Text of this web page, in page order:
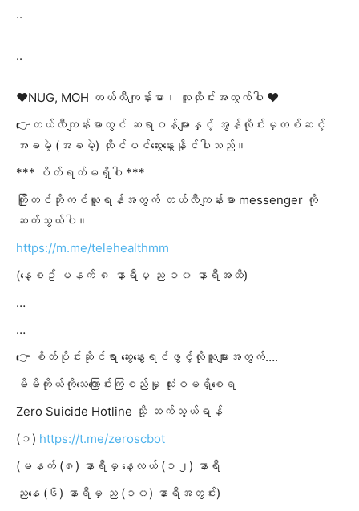
..
..
❤️NUG, MOH တယ်လီကျန်းမာ၊ လူတိုင်းအတွက်ပါ ❤️
👉တယ်လီကျန်းမာတွင် ဆရာဝန်များနှင့် အွန်လိုင်းမှတစ်ဆင့်
အခမဲ့ (အခမဲ့) တိုင်ပင်ဆွေးနွေးနိုင်ပါသည်။
*** ပိတ်ရက်မရှိပါ ***
ကြိုတင်ဘိုကင်ယူရန်အတွက် တယ်လီကျန်းမာ messenger ကို
ဆက်သွယ်ပါ။
https://m.me/telehealthmm
(နေ့စဥ် မနက် ၈ နာရီမှ ည ၁၀ နာရီအထိ)
…
…
👉 စိတ်ပိုင်းဆိုင်ရာ ဆွေးနွေးရင်ဖွင့်လိုသူများအတွက်….
မိမိကိုယ်ကိုသေကြောင်းကြံစည်မှု လုံးဝမရှိစေရ
Zero Suicide Hotline သို့ ဆက်သွယ်ရန်
(၁) https://t.me/zeroscbot
(မနက် (၈) နာရီမှ နေ့လယ် (၁၂) နာရီ
ညနေ (၆) နာရီမှ ည (၁၀) နာရီအတွင်း)